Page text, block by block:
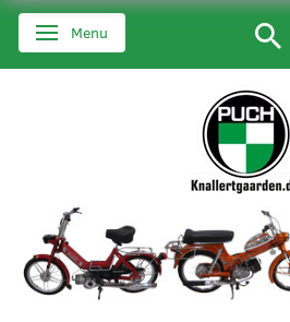
Skifte navigation
Menu